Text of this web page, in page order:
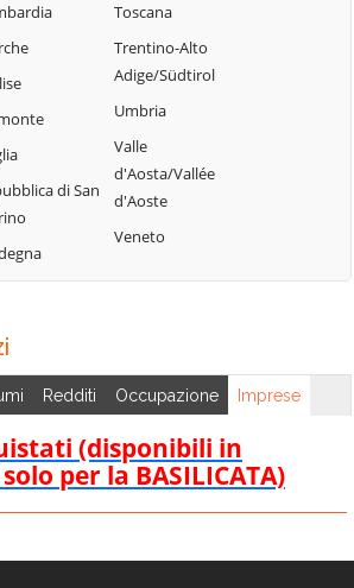
San Giorgio
Albanese
San Giovanni in
Fiore
San Lorenzo
Vallo
Argentano
Finita
San Nicola Arcella
di San
Toscana
Trentino-Alto
Adige/Südtirol
Umbria
Valle
d'Aosta/Vallée
d'Aoste
Veneto
Redditi Occupazione Imprese
(disponibili in
per la BASILICATA)